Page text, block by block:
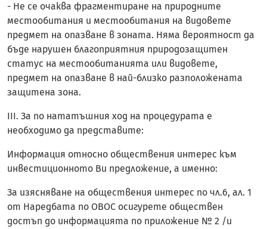
- Не се очаква фрагментиране на природните
местообитания и местообитания на видовете
предмет на опазване в зоната. Няма вероятност да
бъде нарушен благоприятния природозащитен
статус на местообитанията или видовете,
предмет на опазване в най-близко разположената
защитена зона.
III. За по нататъшния ход на процедурата е
необходимо да представите:
Информация относно обществения интерес към
инвестиционното Ви предложение, а именно:
За изясняване на обществения интерес по чл.6, ал. 1
от Наредбата по ОВОС осигурете обществен
достъп до информацията по приложение № 2 /и